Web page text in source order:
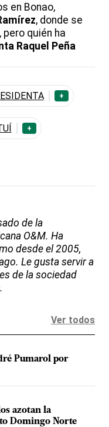
en Bonao,
, donde se
quién ha
Raquel Peña
+
+
de la
O&M. Ha
desde el 2005,
Le gusta servir a
de la sociedad
Ver todos
Pumarol por
azotan la
Domingo Norte